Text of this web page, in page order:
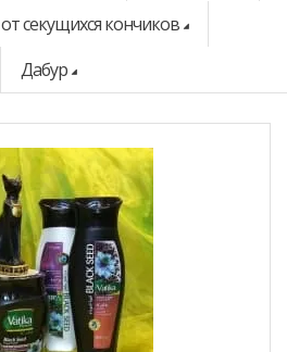
от секущихся кончиков
Дабур